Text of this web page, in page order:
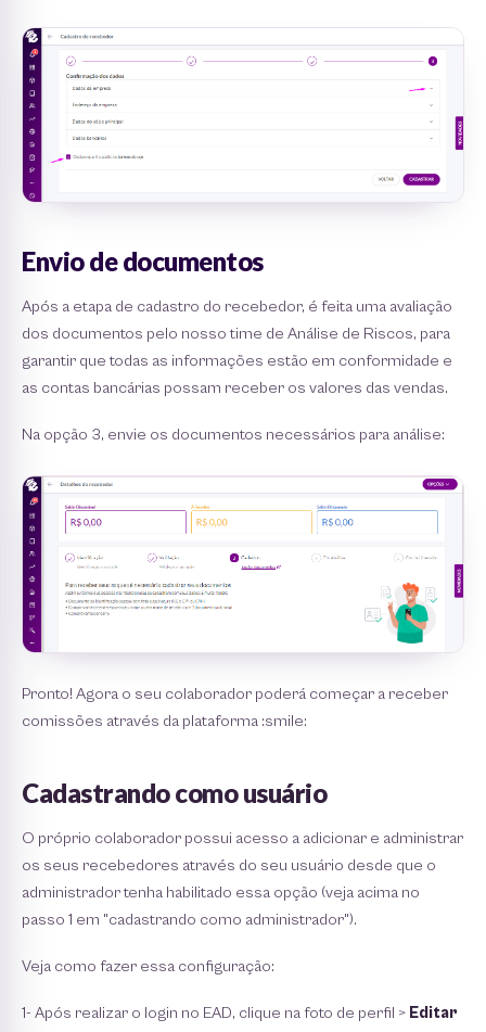
Envio de documentos
Após a etapa de cadastro do recebedor, é feita uma avaliação
dos documentos pelo nosso time de Análise de Riscos, para
garantir que todas as informações estão em conformidade e
as contas bancárias possam receber os valores das vendas.
Na opção 3, envie os documentos necessários para análise:
Pronto! Agora o seu colaborador poderá começar a receber
comissões através da plataforma :smile:
Cadastrando como usuário
O próprio colaborador possui acesso a adicionar e administrar
os seus recebedores através do seu usuário desde que o
administrador tenha habilitado essa opção (veja acima no
passo 1 em "cadastrando como administrador").
Veja como fazer essa configuração:
1- Após realizar o login no EAD, clique na foto de perfil > Editar